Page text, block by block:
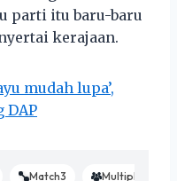
parti itu baru-baru
kerajaan.
mudah lupa’,
DAP